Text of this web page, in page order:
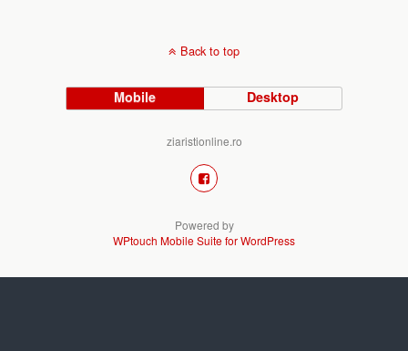
Back to top
Mobile Desktop
ziaristionline.ro
Powered by
WPtouch Mobile Suite for WordPress